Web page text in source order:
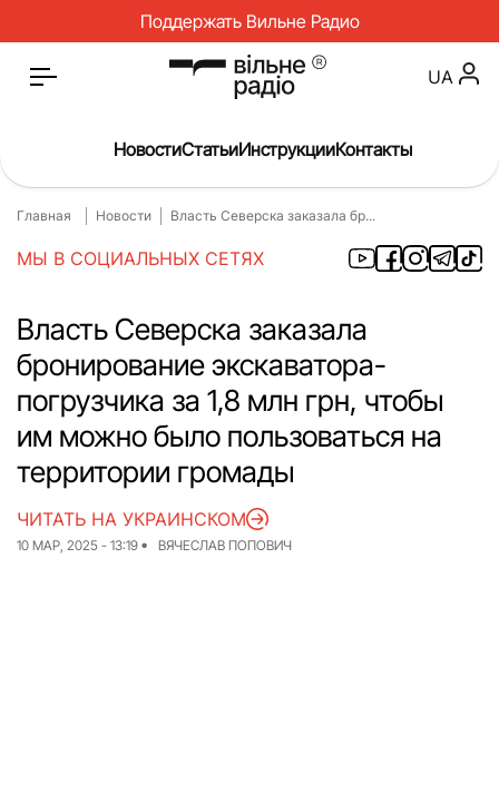
Поддержать Вильне Радио
Главная
Медицина
О нас
Инструкции
Спорт
Интервью
Досье
Репортаж
Блог
Проекты
Команда
Авторы
UA
НовостиСтатьиИнструкцииКонтакты
Главная Новости Власть Северска заказала бр...
МЫ В СОЦИАЛЬНЫХ СЕТЯХ
Власть Северска заказала
бронирование экскаватора-
погрузчика за 1,8 млн грн, чтобы
им можно было пользоваться на
территории громады
10 МАР, 2025 - 13:19 ВЯЧЕСЛАВ ПОПОВИЧ
ЧИТАТЬ НА УКРАИНСКОМ